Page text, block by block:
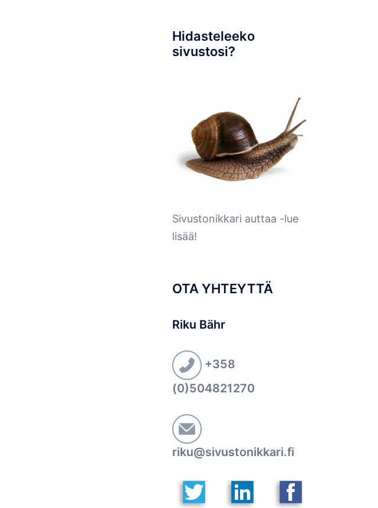
Hidasteleeko
sivustosi?
Sivustonikkari auttaa -lue
lisää!
OTA YHTEYTTÄ
Riku Bähr
+358
(0)504821270
riku@sivustonikkari.fi